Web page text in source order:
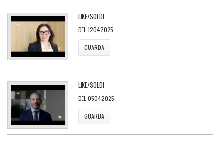
LIKE/SOLDI
DEL 12042025
GUARDA
LIKE/SOLDI
DEL 05042025
GUARDA